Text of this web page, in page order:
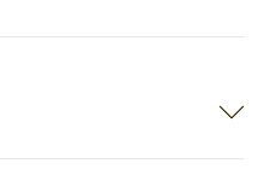
motores Somfy, a partir de la